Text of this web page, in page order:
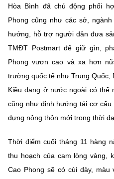
BỘ KHOA HỌC
MINISTRY OF SCIENCE
Cơ quan chủ quản: Bộ Khoa học
Chịu trách nhiệm nội dung:
Liên hệ
Địa chỉ: Ban Biên tập Cổng TTĐT
Email:stc@mst.gov.vn
©2026 Bản quyền thuộc Bộ Khoa
website này)
Hòa Bình đã chủ động phối
Phong cũng như các sở,
hướng, hỗ trợ người dân đưa
TMĐT Postmart để giữ gìn,
Phong vươn cao và xa hơn
trường quốc tế như Trung
Kiều đang ở nước ngoài có thể
cũng như định hướng tái cơ
dựng nông thôn mới trong thời
Thời điểm cuối tháng 11 hàng
thu hoạch của cam lòng vàng,
Cao Phong sẽ có cùi dày,